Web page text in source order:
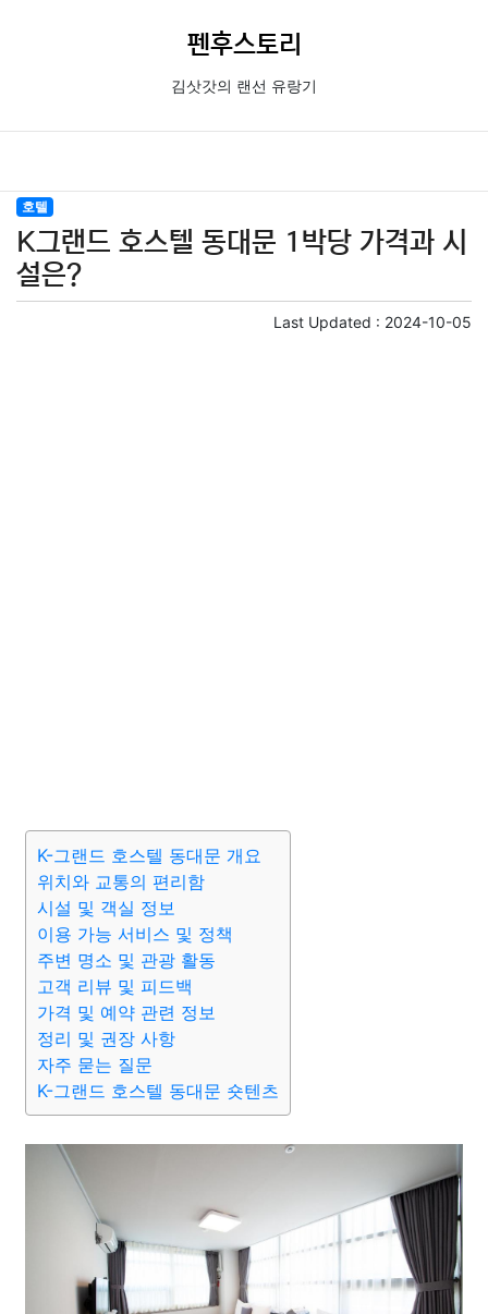
펜후스토리
김삿갓의 랜선 유랑기
호텔
K그랜드 호스텔 동대문 1박당 가격과 시
설은?
Last Updated : 2024-10-05
K-그랜드 호스텔 동대문 개요
위치와 교통의 편리함
시설 및 객실 정보
이용 가능 서비스 및 정책
주변 명소 및 관광 활동
고객 리뷰 및 피드백
가격 및 예약 관련 정보
정리 및 권장 사항
자주 묻는 질문
K-그랜드 호스텔 동대문 숏텐츠